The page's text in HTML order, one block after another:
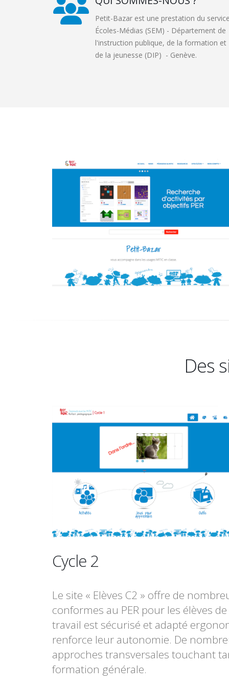
Petit-Bazar est une prestation du
Écoles-Médias (SEM) - Département de
l'instruction publique, de la formation et
de la jeunesse (DIP) - Genève.
Des
Cycle 2
Le site « Elèves C2 » offre de
conformes au PER pour les élèves
travail est sécurisé et adapté
renforce leur autonomie. De
approches transversales touchant
formation générale.